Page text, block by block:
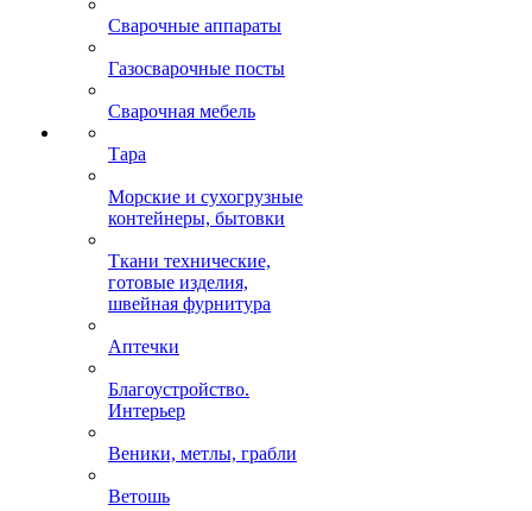
Сварочные аппараты
Газосварочные посты
Сварочная мебель
Тара
Морские и сухогрузные
контейнеры, бытовки
Ткани технические,
готовые изделия,
швейная фурнитура
Аптечки
Благоустройство.
Интерьер
Веники, метлы, грабли
Ветошь